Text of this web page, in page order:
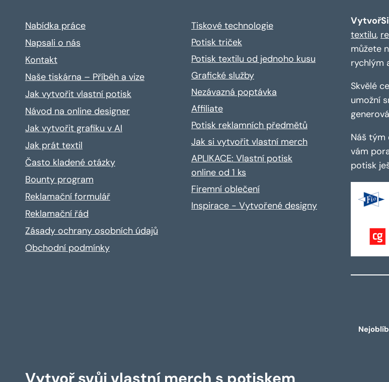
Nabídka práce
Napsali o nás
Kontakt
Naše tiskárna – Příběh a vize
Jak vytvořit vlastní potisk
Návod na online designer
Jak vytvořit grafiku v AI
Jak prát textil
Často kladené otázky
Bounty program
Reklamační formulář
Reklamační řád
Zásady ochrany osobních údajů
Obchodní podmínky
Tiskové technologie
Potisk triček
Potisk textilu od jednoho kusu
Grafické služby
Nezávazná poptávka
Affiliate
Potisk reklamních předmětů
Jak si vytvořit vlastní merch
APLIKACE: Vlastní potisk
online od 1 ks
Firemní oblečení
Inspirace - Vytvořené designy
textilu,
můžete
rychlým
Skvělé
umožní
Náš tým
vám
potisk